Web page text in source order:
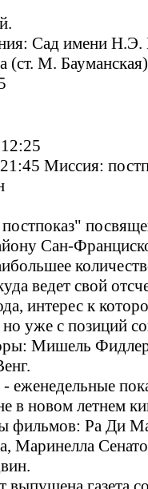
Сад имени Н.Э.
(ст. М.
Миссия:
Сан-
ведет свой
интерес к
уже с позиций
Мишель
еженедельные
в новом летнем
Ра Ди
Маринелла